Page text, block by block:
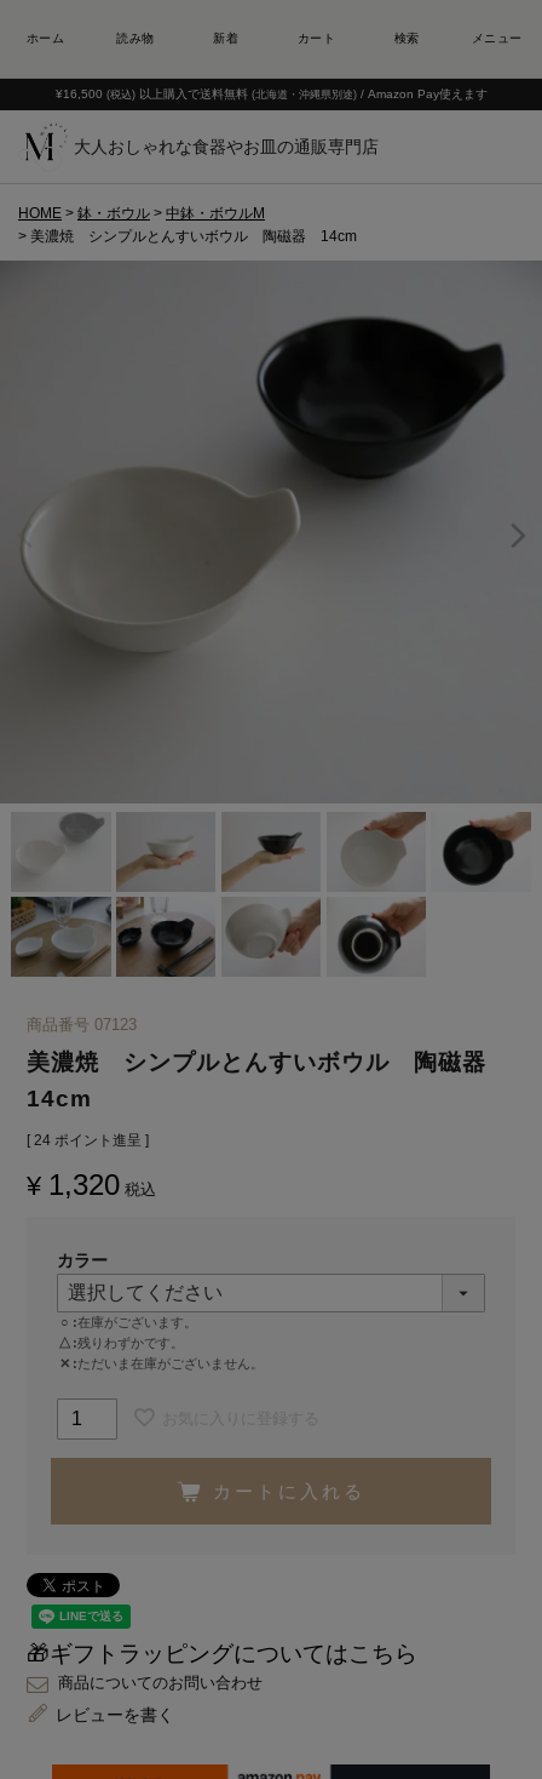
¥16,500 (税込) 以上購入で送料無料 (北海道・沖縄県別途) / Amazon Pay使えます
大人おしゃれな食器やお皿の通販専門店
HOME 鉢・ボウル
中鉢・ボウルM
美濃焼 シンプルとんすいボウル 陶磁器 14cm
商品番号 07123
美濃焼 シンプルとんすいボウル 陶磁器
14cm
[ 24 ポイント進呈 ]
¥ 1,320 税込
カラー
○
在庫がございます。
△ 残りわずかです。
✕
ただいま在庫がございません。
カートに入れる
🎁ギフトラッピングについてはこちら
商品についてのお問い合わせ
レビューを書く